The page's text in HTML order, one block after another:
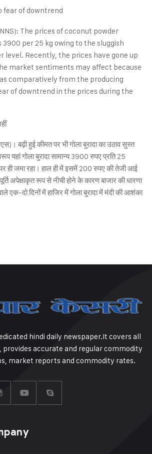
fear of downtrend
The prices of coconut powder
per 25 kg owing to the sluggish
level. Recently, the prices have gone up
market sentiments may affect because
comparatively from the producing
of downtrend in the prices during the
बढ़ी हुई कीमत पर भी गोला बुरादा का उठाव सुस्त
गोला बुरादा सामान्य 3900 रुपए प्रति 25
ही जमा रहा। हाल ही में इसमें 200 रुपए की तेजी आई
अपेक्षाकृत रूप से नीची होने के कारण बाजार की धारणा
एक-दो दिनों में हाजिर में गोला बुरादा में मंदी की आशंका
hindi daily newspaper.It covers all
provides accurate and regular commodity
market reports and commodity rates.